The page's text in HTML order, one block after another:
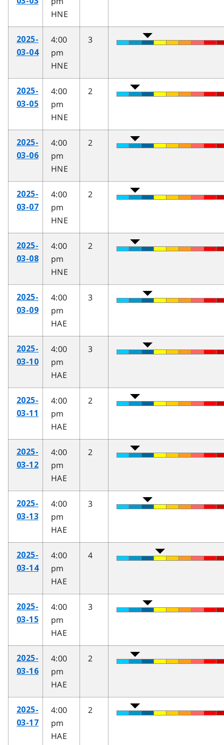
HNE
2025-
03-04
4:00
pm
HNE
3
2025-
03-05
4:00
pm
HNE
2
2025-
03-06
4:00
pm
HNE
2
2025-
03-07
4:00
pm
HNE
2
2025-
03-08
4:00
pm
HNE
2
2025-
03-09
4:00
pm
HAE
3
2025-
03-10
4:00
pm
HAE
3
2025-
03-11
4:00
pm
HAE
2
2025-
03-12
4:00
pm
HAE
2
2025-
03-13
4:00
pm
HAE
3
2025-
03-14
4:00
pm
HAE
4
2025-
03-15
4:00
pm
HAE
3
2025-
03-16
4:00
pm
HAE
2
2025-
03-17
4:00
pm
HAE
2